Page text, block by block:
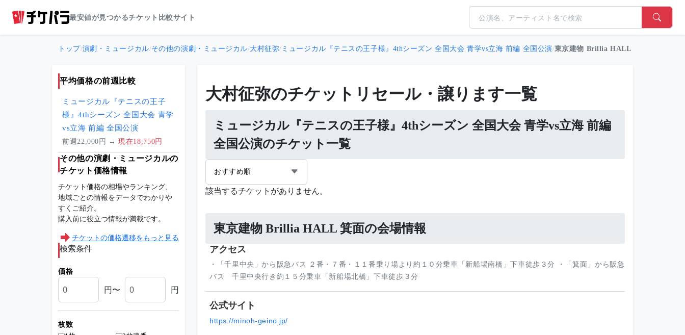
最安値が見つかるチケット比較サイト
トップ/演劇・ミュージカル/その他の演劇・ミュージカル/大村征弥/ ミュージカル『テニスの王子様』4thシーズン 全国大会 青学vs立海 前編 全国公演/東京建物 Brillia HALL 箕面 26/07/25(
大村征弥のチケットリセール・譲ります一覧
ミュージカル『テニスの王子様』4thシーズン 全国大会 青学vs立海 前編
全国公演のチケット一覧
おすすめ順
該当するチケットがありません。
東京建物 Brillia HALL 箕面の会場情報
アクセス
・「千里中央」から阪急バス ２番・７番・１１番乗り場より約１０分乗車「新船場南橋」下車徒歩３分 ・「箕面」から阪急
バス 千里中央行き約１５分乗車「新船場北橋」下車徒歩３分
公式サイト
https://minoh-geino.jp/
平均価格の前週比較
ミュージカル『テニスの王子
様』4thシーズン 全国大会 青学
vs立海 前編 全国公演
前週22,000円 → 現在18,750円
その他の演劇・ミュージカルの
チケット価格情報
チケット価格の相場やランキング、
地域ごとの情報をデータでわかりや
すくご紹介。
購入前に役立つ情報が満載です。
チケットの価格遷移をもっと見る
検索条件
価格
円〜 円
枚数